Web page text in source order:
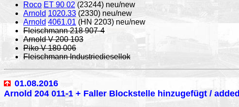
Roco ET 90 02 (23244) neu/new
Arnold 1020.33 (2330) neu/new
Arnold 4061.01 (HN 2203) neu/new
Fleischmann 218 907-4
Arnold V 200 103
Piko V 180 006
Fleischmann Industriediesellok
01.08.2016
Arnold 204 011-1 + Faller Blockstelle hinzugefügt / added